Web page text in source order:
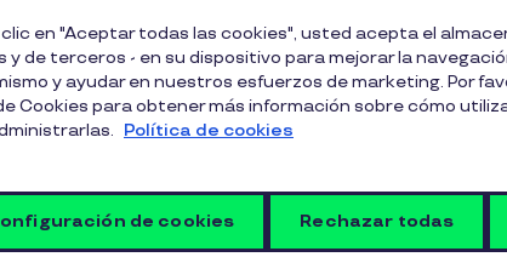
cuando deciden quedarse o irse de una empresa?
Tabla de contenido
competitivos
2. Cultura organizacional
en "Aceptar todas las cookies", usted acepta el
y de terceros - en su dispositivo para mejorar la
y ayudar en nuestros esfuerzos de marketing. Por
Cookies para obtener más información sobre cómo
Política de cookies
de cookies Rechazar todas